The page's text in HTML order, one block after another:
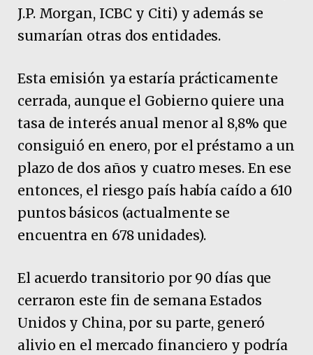
J.P. Morgan, ICBC y Citi) y además se
sumarían otras dos entidades.
Esta emisión ya estaría prácticamente
cerrada, aunque el Gobierno quiere una
tasa de interés anual menor al 8,8% que
consiguió en enero, por el préstamo a un
plazo de dos años y cuatro meses. En ese
entonces, el riesgo país había caído a 610
puntos básicos (actualmente se
encuentra en 678 unidades).
El acuerdo transitorio por 90 días que
cerraron este fin de semana Estados
Unidos y China, por su parte, generó
alivio en el mercado financiero y podría